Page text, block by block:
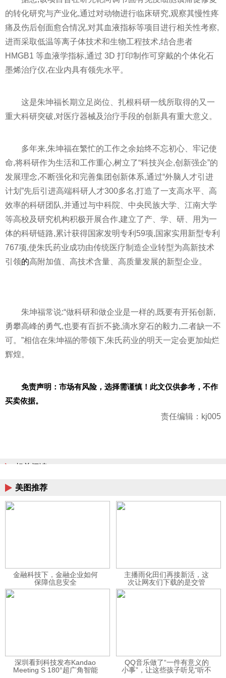
的转化研究与产业化,通过对动物进行临床研究,观察其慢性疼
痛及伤后创面愈合情况,对其血液指标等项目进行相关性考察,
进而采取低温等离子体技术和生物工程技术,结合患者
HMGB1 等血液学指标,通过 3D 打印制作可穿戴的个体化石
墨烯治疗仪,在业内具有领先水平。
这是朱坤福长期立足岗位、扎根科研一线所取得的又一
重大科研突破,对医疗器械及治疗手段的创新具有重大意义。
多年来,朱坤福在繁忙的工作之余始终不忘初心、 牢记使
命,将科研作为生活和工作重心,树立了“科技兴企,创新强企”的
发展理念,不断强化和完善集团创新体系,通过“外脑人才引进
计划”先后引进高端科研人才300多名,打造了一支高水平 、高
效率的科研团队,并通过与中科院、 中央民族大学、江南大学
等高校及研究机构积极开展合作,建立了产、学、研、用为一
体的科研链路,累计获得国家发明专利59项,国家实用新型专利
767项,使朱氏药业成功由传统医疗制造企业转型为高新技术
引领的高附加值、高技术含量、高质量发展的新型企业。
朱坤福常说:“做科研和做企业是一样的,既要有开拓创新,
勇攀高峰的勇气,也要有百折不挠,滴水穿石的毅力,二者缺一不
可。”相信在朱坤福的带领下,朱氏药业的明天一定会更加灿烂
辉煌。
免责声明：市场有风险，选择需谨慎！此文仅供参考，不作
买卖依据。
责任编辑：kj005
相关阅读
美图推荐
金融科技下，金融企业如何
保障信息安全
主播雨化田们再接新活，这
次让网友们下载的是交管
12123APP
深圳看到科技发布Kandao
Meeting S 180°超广角智能
QQ音乐做了“一件有意义的
小事”，让这些孩子听见“听不